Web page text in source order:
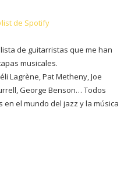
de guitarristas que me han
musicales.
Lagrène, Pat Metheny, Joe
George Benson… Todos
el mundo del jazz y la música